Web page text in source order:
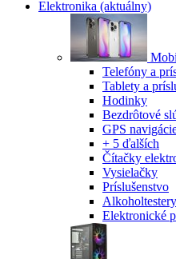
Elektronika (aktuálny)
Telefóny a
Tablety a
Hodinky
Bezdrôtové
GPS
+ 5 ďalších
Čítačky
Vysielačky
Príslušenstvo
Alkoholtestery
Elektronické